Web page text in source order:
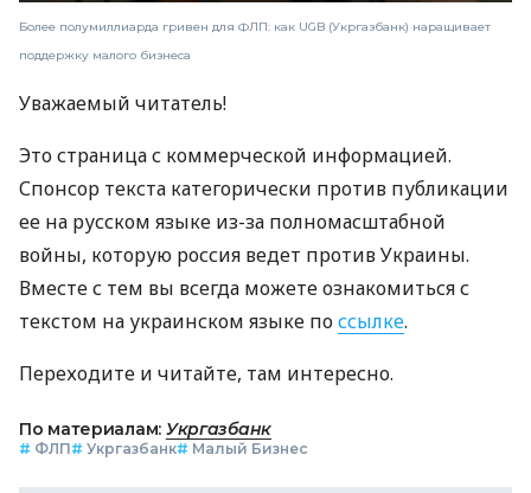
Более полумиллиарда гривен для ФЛП: как UGB (Укргазбанк) наращивает
поддержку малого бизнеса
Уважаемый читатель!
Это страница с коммерческой информацией.
Спонсор текста категорически против публикации
ее на русском языке из-за полномасштабной
войны, которую россия ведет против Украины.
Вместе с тем вы всегда можете ознакомиться с
текстом на украинском языке поссылке.
Переходите и читайте, там интересно.
По материалам: Укргазбанк
# ФЛП# Укргазбанк# Малый Бизнес